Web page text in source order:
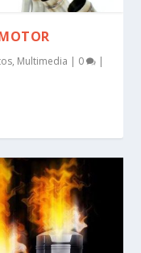
, Multimedia | 0 |